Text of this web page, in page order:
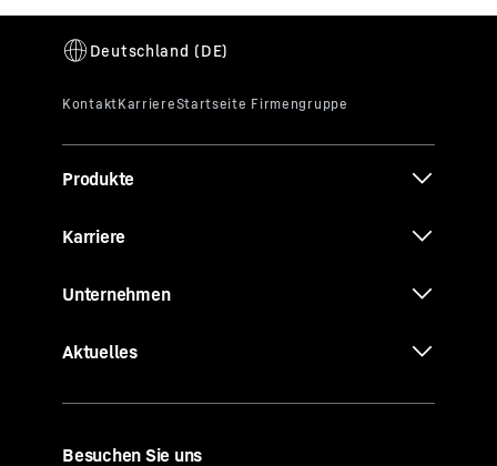
Produkte
Karriere
Unternehmen
Aktuelles
Besuchen Sie uns